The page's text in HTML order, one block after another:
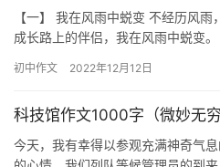
【一】 我在风雨中蜕变 不经历风
成长路上的伴侣，我在风雨中蜕变
初中作文 2022年12月12日
科技馆作文1000字（微妙无穷
今天，我有幸得以参观充满神奇气